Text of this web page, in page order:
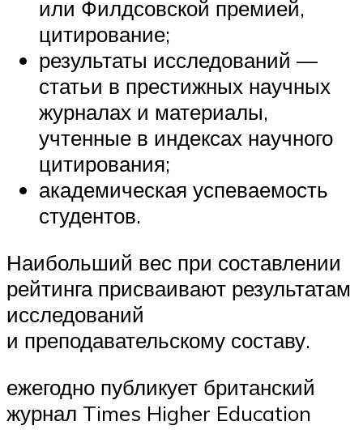
или Филдсовской премией,
цитирование;
результаты исследований —
статьи в престижных научных
журналах и материалы,
учтенные в индексах научного
цитирования;
академическая успеваемость
студентов.
Наибольший вес при составлении
рейтинга присваивают результатам
исследований
и преподавательскому составу.
ежегодно публикует британский
журнал Times Higher Education